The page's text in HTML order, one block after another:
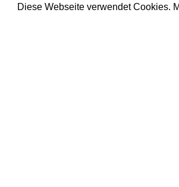
Diese Webseite verwendet Cookies.
Nach der